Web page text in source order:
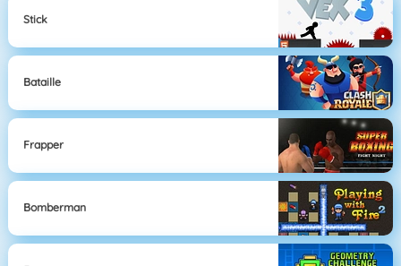
Stick
Bataille
Frapper
Bomberman